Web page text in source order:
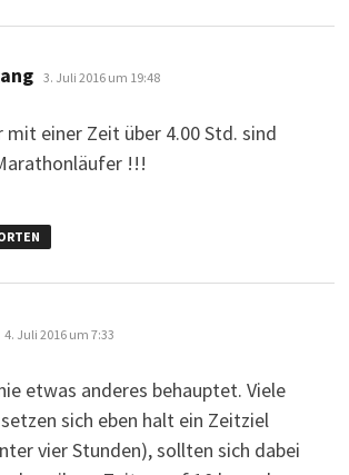
sagt:
3. Juli 2016 um 19:48
mit einer Zeit über 4.00 Std. sind
!!!
sagt:
4. Juli 2016 um 7:33
etwas anderes behauptet. Viele
sich eben halt ein Zeitziel
vier Stunden), sollten sich dabei